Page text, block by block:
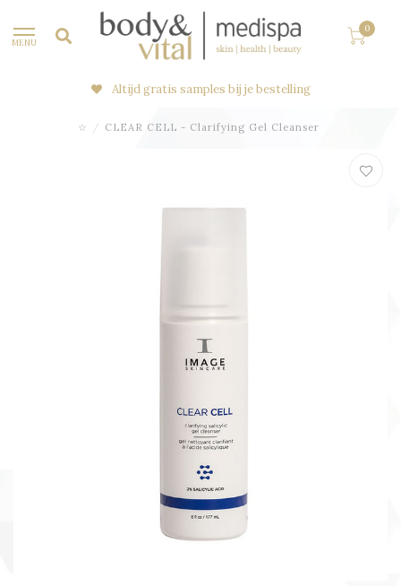
MENU
0
Altijd gratis samples bij je bestelling
☆ / CLEAR CELL - Clarifying Gel Cleanser